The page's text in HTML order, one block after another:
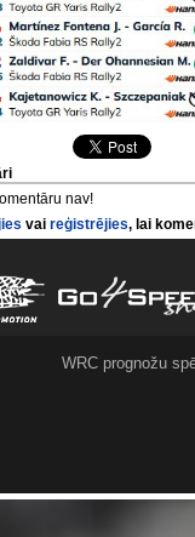
nav!
vaireģistrējies, lai
WRC prognožu